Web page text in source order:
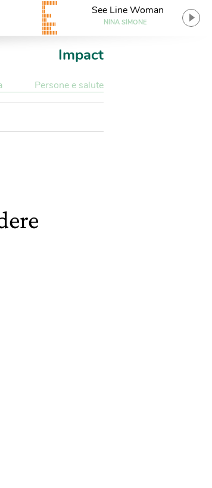
See Line Woman
NINA SIMONE
Impact
Persone e salute